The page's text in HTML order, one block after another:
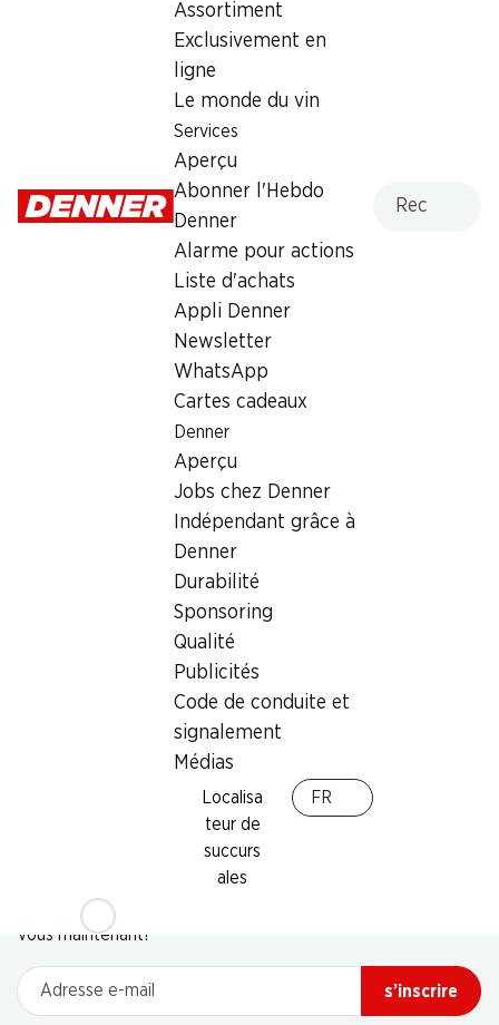
Assortiment
Exclusivement en
ligne
Le monde du vin
Services
Aperçu
Abonner l'Hebdo
Denner
Alarme pour actions
Liste d'achats
Appli Denner
Newsletter
WhatsApp
Cartes cadeaux
Denner
Aperçu
Jobs chez Denner
Indépendant grâce à
Denner
Durabilité
Sponsoring
Qualité
Publicités
Code de conduite et
signalement
Médias
Localisa
teur de
succurs
ales
FR
Mercredi
Retrait d'espèces avec la carte
postale / M-Card
Restez au courant grâce à la newsletter Denner. Inscrivez-
vous maintenant!
Adresse e-mail
s’inscrire